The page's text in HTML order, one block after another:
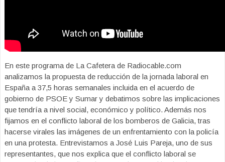
En este programa de La Cafetera de Radiocable.com
analizamos la propuesta de reducción de la jornada laboral en
España a 37,5 horas semanales incluida en el acuerdo de
gobierno de PSOE y Sumar y debatimos sobre las implicaciones
que tendría a nivel social, económico y político. Además nos
fijamos en el conflicto laboral de los bomberos de Galicia, tras
hacerse virales las imágenes de un enfrentamiento con la policía
en una protesta. Entrevistamos a José Luis Pareja, uno de sus
representantes, que nos explica que el conflicto laboral se